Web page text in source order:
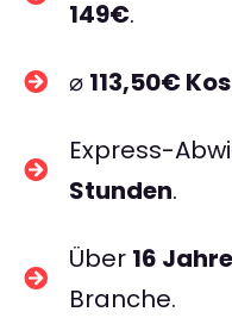
149€.
⌀ 113,50€
Express-
Stunden.
Über 16
Branche.